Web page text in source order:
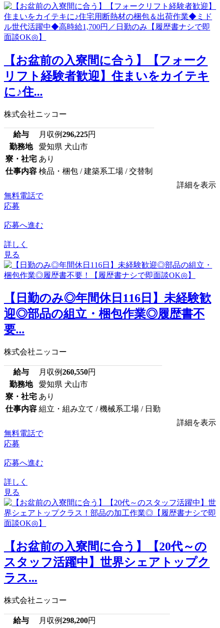
【お盆前の入寮間に合う】【フォーク
リフト経験者歓迎】住まいをカイテキ
に♪住...
株式会社ニッコー
給与 月収例296,225円
勤務地
愛知県 犬山市
寮・社宅 あり
仕事内容 検品・梱包 / 建築系工場 / 交替制
詳細を表示
無料電話で
応募
応募へ進む
詳しく
見る
【日勤のみ◎年間休日116日】未経験歓
迎◎部品の組立・梱包作業◎履歴書不
要...
株式会社ニッコー
給与 月収例260,550円
勤務地
愛知県 犬山市
寮・社宅 あり
仕事内容 組立・組み立て / 機械系工場 / 日勤
詳細を表示
無料電話で
応募
応募へ進む
詳しく
見る
【お盆前の入寮間に合う】【20代～の
スタッフ活躍中】世界シェアトップク
ラス...
株式会社ニッコー
給与 月収例298,200円